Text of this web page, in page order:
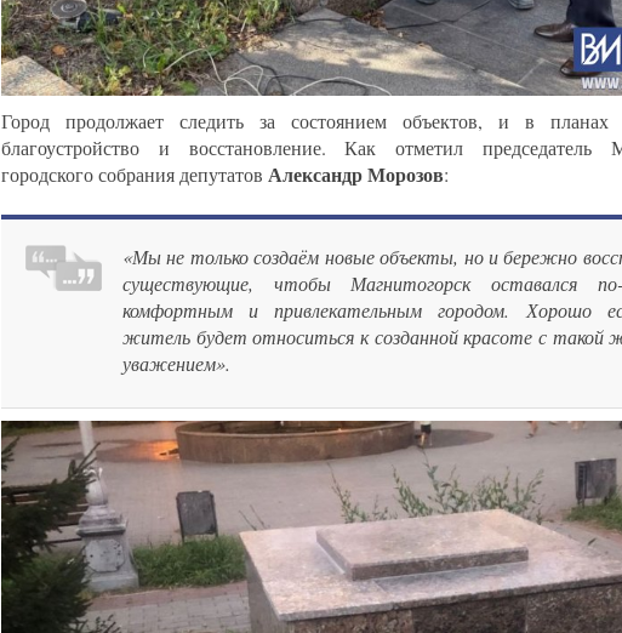
Город продолжает следить за состоянием объектов, и в
благоустройство и восстановление. Как отметил председатель
городского собрания депутатов Александр Морозов:
«Мы не только создаём новые объекты, но и бережно
существующие, чтобы Магнитогорск оставался по-
комфортным и привлекательным городом. Хорошо
житель будет относиться к созданной красоте с такой
уважением».